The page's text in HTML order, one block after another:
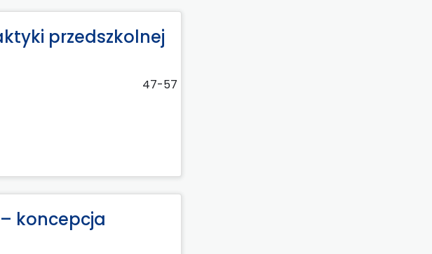
przedszkolnej
47-57
koncepcja